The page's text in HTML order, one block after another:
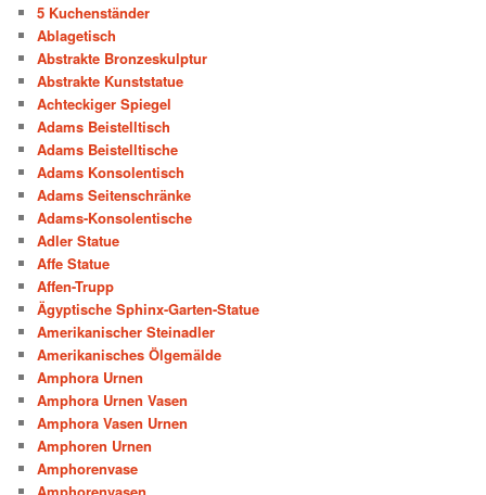
5 Kuchenständer
Ablagetisch
Abstrakte Bronzeskulptur
Abstrakte Kunststatue
Achteckiger Spiegel
Adams Beistelltisch
Adams Beistelltische
Adams Konsolentisch
Adams Seitenschränke
Adams-Konsolentische
Adler Statue
Affe Statue
Affen-Trupp
Ägyptische Sphinx-Garten-Statue
Amerikanischer Steinadler
Amerikanisches Ölgemälde
Amphora Urnen
Amphora Urnen Vasen
Amphora Vasen Urnen
Amphoren Urnen
Amphorenvase